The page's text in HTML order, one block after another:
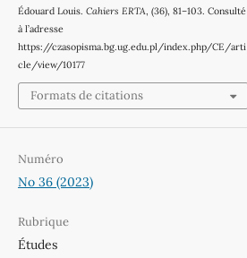
Édouard Louis. Cahiers ERTA , (36), 81–103. Consulté
à l’adresse
https://czasopisma.bg.ug.edu.pl/index.php/CE/arti
cle/view/10177
Formats de citations
Numéro
No 36 (2023)
Rubrique
Études